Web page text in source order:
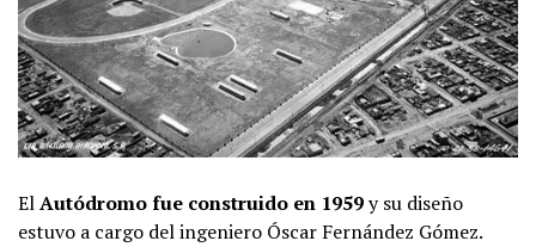
ElAutódromo fue construido en 1959y su diseño
estuvo a cargo del ingeniero Óscar Fernández Gómez.